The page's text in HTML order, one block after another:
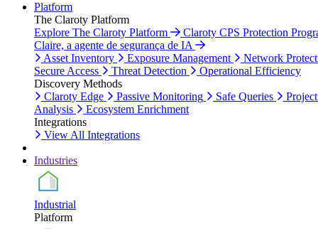
Platform
The Claroty Platform
Explore The Claroty Platform
Claroty CPS Protection
Claire, a agente de segurança de IA
Asset Inventory
Exposure Management
Network
Secure Access
Threat Detection
Operational Efficiency
Discovery Methods
Claroty Edge
Passive Monitoring Safe Queries
Analysis
Ecosystem Enrichment
Integrations
View All Integrations
Industries
Industrial
Platform